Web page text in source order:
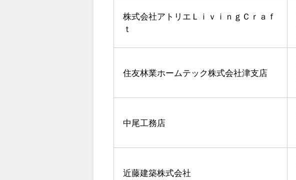
株式会社アトリエＬｉｖｉｎｇＣｒａｆ
ｔ
住友林業ホームテック株式会社津支店
中尾工務店
近藤建築株式会社